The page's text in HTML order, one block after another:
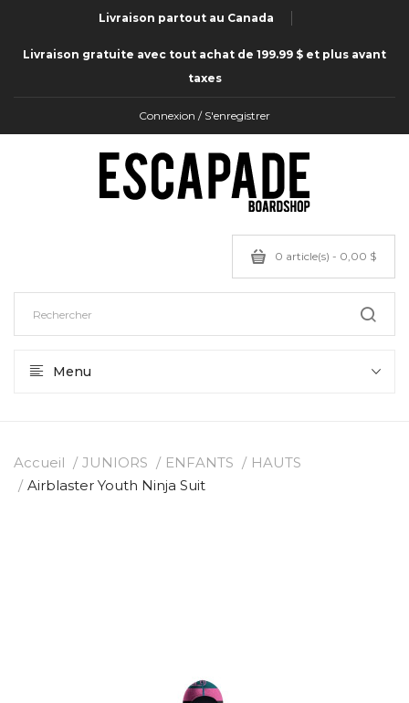
Livraison partout au Canada
Livraison gratuite avec tout achat de 199.99 $ et plus avant
taxes
Connexion / S'enregistrer
0 article(s) - 0,00 $
Menu
Accueil JUNIORS ENFANTS
HAUTS
Airblaster Youth Ninja Suit